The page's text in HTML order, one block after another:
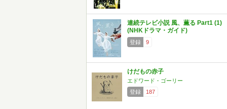
連続テレビ小説 風、薫る Part1 (1)
(NHKドラマ・ガイド)
登録 9
けだもの赤子
エドワード・ゴーリー
登録
187